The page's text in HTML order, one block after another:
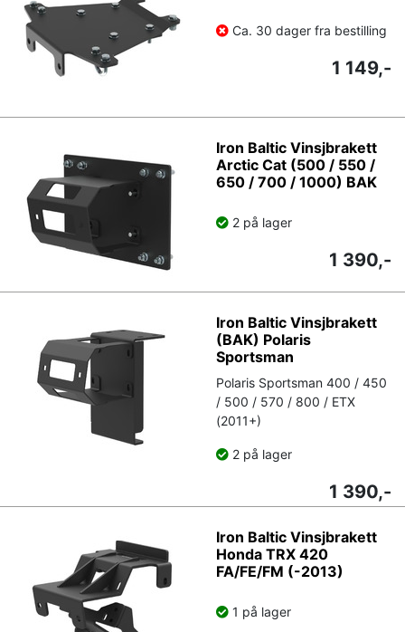
Ca. 30 dager fra bestilling
1 149,-
Iron Baltic Vinsjbrakett
Arctic Cat (500 / 550 /
650 / 700 / 1000) BAK
2 på lager
1 390,-
Iron Baltic Vinsjbrakett
(BAK) Polaris
Sportsman
Polaris Sportsman 400 / 450
/ 500 / 570 / 800 / ETX
(2011+)
2 på lager
1 390,-
Iron Baltic Vinsjbrakett
Honda TRX 420
FA/FE/FM (-2013)
1 på lager